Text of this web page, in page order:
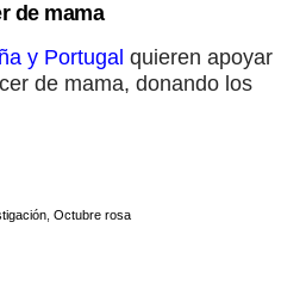
de mama
y Portugal quieren apoyar
de mama, donando los
, Octubre rosa